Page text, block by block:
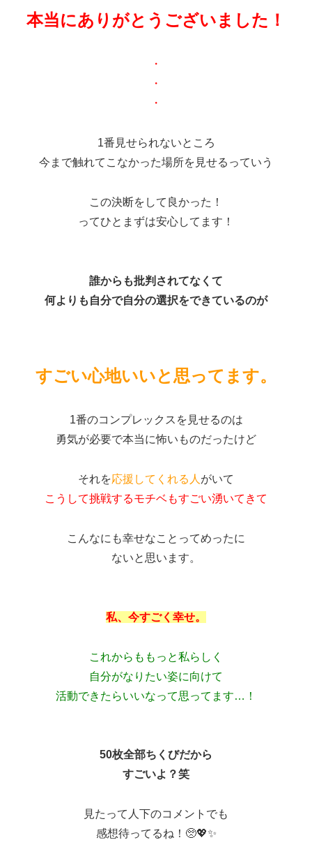
本当にありがとうございました！
・
・
・
1番見せられないところ
今まで触れてこなかった場所を見せるっていう
この決断をして良かった！
ってひとまずは安心してます！
誰からも批判されてなくて
何よりも自分で自分の選択をできているのが
すごい心地いいと思ってます。
1番のコンプレックスを見せるのは
勇気が必要で本当に怖いものだったけど
それを応援してくれる人 がいて
こうして挑戦するモチベもすごい湧いてきて
こんなにも幸せなことってめったに
ないと思います。
私、今すごく幸せ。
これからももっと私らしく
自分がなりたい姿に向けて
活動できたらいいなって思ってます…！
50枚全部ちくびだから
すごいよ？笑
見たって人下のコメントでも
感想待ってるね！🥺💖✨